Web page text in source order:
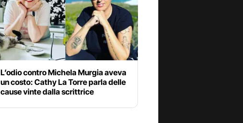
L’odio contro Michela Murgia aveva
un costo: Cathy La Torre parla delle
cause vinte dalla scrittrice